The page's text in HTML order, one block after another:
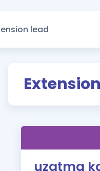
uzatma